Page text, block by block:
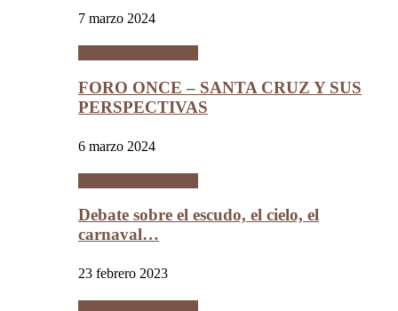
7 marzo 2024
FORO ONCE – SANTA CRUZ Y SUS
PERSPECTIVAS
6 marzo 2024
Debate sobre el escudo, el cielo, el
carnaval…
23 febrero 2023